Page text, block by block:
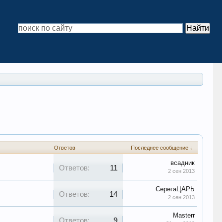
Ответов Последнее сообщение ↓
Ответов: 11
всадник
2 сен 2013
Ответов: 14
СерегаЦАРЬ
2 сен 2013
Masterr